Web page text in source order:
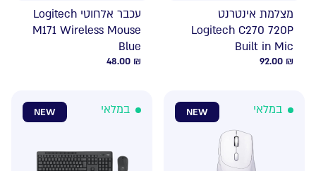
מצלמת אינטרנט
Logitech C270 720P
Built in Mic
92.00 ₪
עכבר אלחוטי Logitech
M171 Wireless Mouse
Blue
48.00 ₪
NEW במלאי NEW במלאי